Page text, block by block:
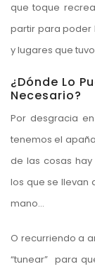
que toque
partir para poder
y lugares que
¿Dónde Lo
Necesario?
Por desgracia en
tenemos el
de las cosas
los que se llevan
mano…
O recurriendo a
“tunear” para